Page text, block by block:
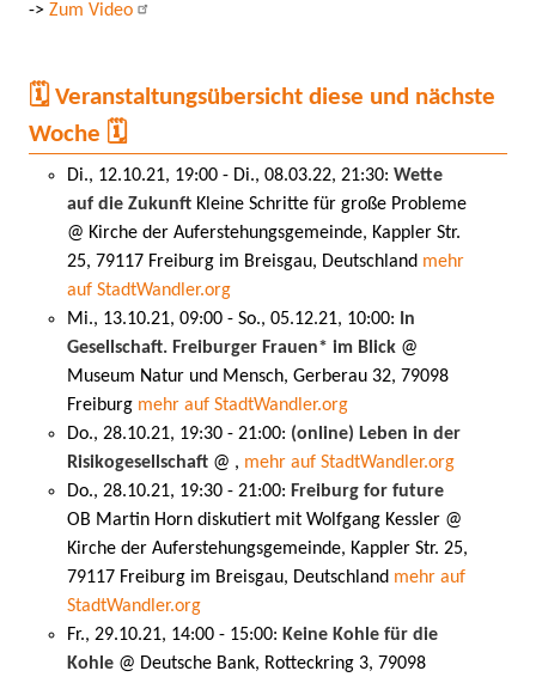
-> Zum Video
🗓️ Veranstaltungsübersicht diese und nächste
Woche 🗓️
Di., 12.10.21, 19:00 - Di., 08.03.22, 21:30: Wette
auf die Zukunft Kleine Schritte für große Probleme
@ Kirche der Auferstehungsgemeinde, Kappler Str.
25, 79117 Freiburg im Breisgau, Deutschland mehr
auf StadtWandler.org
Mi., 13.10.21, 09:00 - So., 05.12.21, 10:00:
In
Gesellschaft. Freiburger Frauen* im Blick @
Museum Natur und Mensch, Gerberau 32, 79098
Freiburg mehr auf StadtWandler.org
Do., 28.10.21, 19:30 - 21:00: (online) Leben in der
Risikogesellschaft @ , mehr auf StadtWandler.org
Do., 28.10.21, 19:30 - 21:00: Freiburg for future
OB Martin Horn diskutiert mit Wolfgang Kessler @
Kirche der Auferstehungsgemeinde, Kappler Str. 25,
79117 Freiburg im Breisgau, Deutschland mehr auf
StadtWandler.org
Fr., 29.10.21, 14:00 - 15:00: Keine Kohle für die
Kohle @ Deutsche Bank, Rotteckring 3, 79098